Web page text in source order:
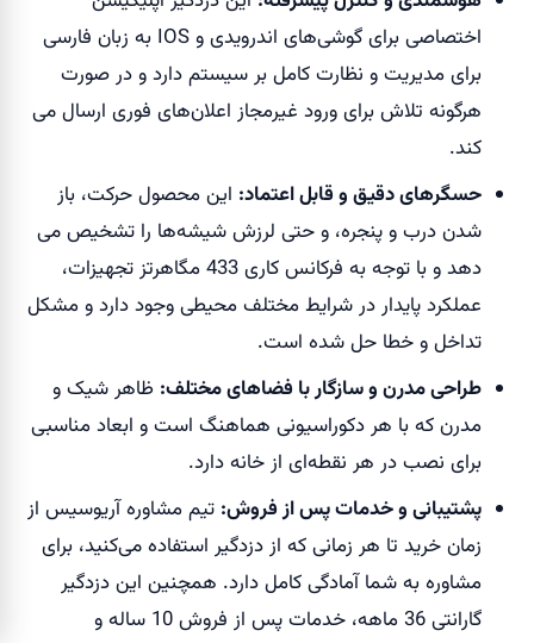
اختصاصی برای گوشی‌های اندرویدی و IOS به زبان فارسی
برای مدیریت و نظارت کامل بر سیستم دارد و در صورت
هرگونه تلاش برای ورود غیرمجاز اعلان‌های فوری ارسال می
کند.
حسگرهای دقیق و قابل اعتماد: این محصول حرکت، باز
شدن درب و پنجره، و حتی لرزش شیشه‌ها را تشخیص می
دهد و با توجه به فرکانس کاری 433 مگاهرتز تجهیزات،
عملکرد پایدار در شرایط مختلف محیطی وجود دارد و مشکل
تداخل و خطا حل شده است.
طراحی مدرن و سازگار با فضاهای مختلف: ظاهر شیک و
مدرن که با هر دکوراسیونی هماهنگ است و ابعاد مناسبی
برای نصب در هر نقطه‌ای از خانه دارد.
پشتیبانی و خدمات پس از فروش: تیم مشاوره آریوسیس از
زمان خرید تا هر زمانی که از دزدگیر استفاده می‌کنید، برای
مشاوره به شما آمادگی کامل دارد. همچنین این دزدگیر
گارانتی 36 ماهه، خدمات پس از فروش 10 ساله و